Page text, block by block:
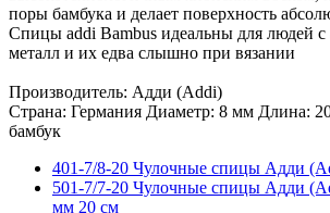
поры бамбука и делает поверхность
Спицы addi Bambus идеальны для людей с
металл и их едва слышно при вязании
Производитель: Адди (Addi)
Страна: Германия Диаметр: 8 мм Длина:
бамбук
401-7/8-20 Чулочные спицы Адди
501-7/7-20 Чулочные спицы Адди
мм 20 см